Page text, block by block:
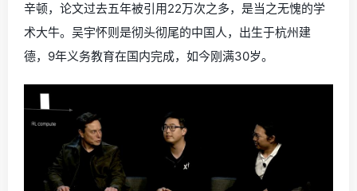
辛顿，论文过去五年被引用22万次之多，是当之无愧的学
术大牛。吴宇怀则是彻头彻尾的中国人，出生于杭州建
德，9年义务教育在国内完成，如今刚满30岁。